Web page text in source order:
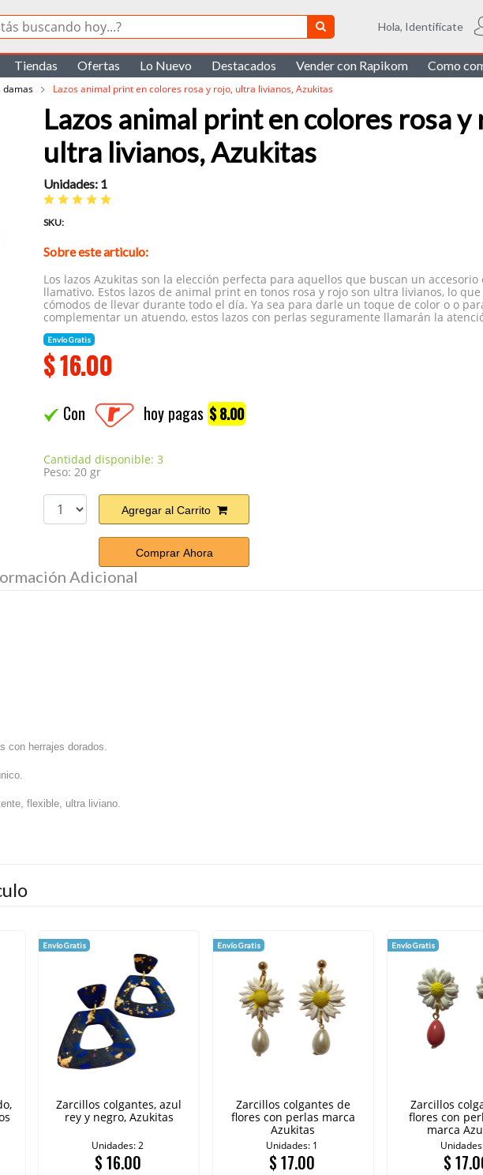
Hola, Identifícate
Tiendas Ofertas Lo Nuevo Destacados Vender con Rapikom Como
damas Lazos animal print en colores rosa y rojo, ultra livianos, Azukitas
Lazos animal print en colores rosa y
ultra livianos, Azukitas
Unidades: 1
SKU:
Sobre este articulo:
Los lazos Azukitas son la elección perfecta para aquellos que buscan un accesorio
llamativo. Estos lazos de animal print en tonos rosa y rojo son ultra livianos, lo que
cómodos de llevar durante todo el día. Ya sea para darle un toque de color o o
complementar un atuendo, estos lazos con perlas seguramente llamarán la
Envío Gratis
$16.00
Con hoy pagas$ 8.00
Cantidad disponible: 3
Peso: 20 gr
Agregar al Carrito
Comprar Ahora
Adicional
con herrajes dorados.
flexible, ultra liviano.
Envío Gratis
Zarcillos colgantes, azul
rey y negro, Azukitas
Unidades: 2
$16.00
Envío Gratis
Zarcillos colgantes de
flores con perlas marca
Azukitas
Unidades: 1
$17.00
Envío Gratis
Zarcillos
flores con
marca
$